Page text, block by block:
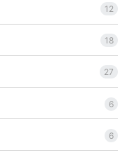
12
18
27
6
6